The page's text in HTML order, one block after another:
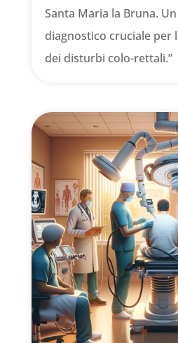
Santa Maria la Bruna.
diagnostico cruciale per
dei disturbi colo-rettali.”